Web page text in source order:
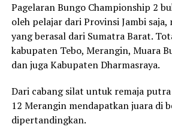
Pagelaran Bungo Championship 2
oleh pelajar dari Provinsi Jambi saja,
yang berasal dari Sumatra Barat.
kabupaten Tebo, Merangin, Muara
dan juga Kabupaten Dharmasraya.
Dari cabang silat untuk remaja
12 Merangin mendapatkan juara di
dipertandingkan.